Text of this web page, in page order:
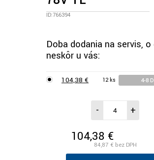
ID:766394
Doba dodania na servis, o
neskôr u vás:
104,38 € 12 ks 4-8
- +
104,38 €/ks vr. DPH
84,87 € bez DPH